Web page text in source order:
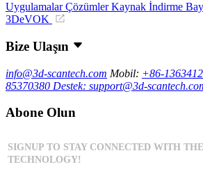
UygulamalarÇözümlerKaynak İndirme
3DeVOK
Bize Ulaşın
info@3d-scantech.com Mobil: +86-
85370380 Destek: support@3d-
Abone Olun